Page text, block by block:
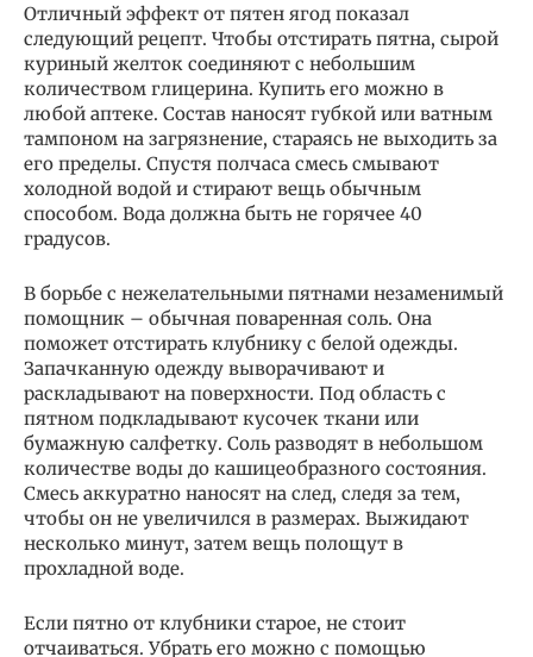
Отличный эффект от пятен ягод показал
следующий рецепт. Чтобы отстирать пятна, сырой
куриный желток соединяют с небольшим
количеством глицерина. Купить его можно в
любой аптеке. Состав наносят губкой или ватным
тампоном на загрязнение, стараясь не выходить за
его пределы. Спустя полчаса смесь смывают
холодной водой и стирают вещь обычным
способом. Вода должна быть не горячее 40
градусов.
В борьбе с нежелательными пятнами незаменимый
помощник – обычная поваренная соль. Она
поможет отстирать клубнику с белой одежды.
Запачканную одежду выворачивают и
раскладывают на поверхности. Под область с
пятном подкладывают кусочек ткани или
бумажную салфетку. Соль разводят в небольшом
количестве воды до кашицеобразного состояния.
Смесь аккуратно наносят на след, следя за тем,
чтобы он не увеличился в размерах. Выжидают
несколько минут, затем вещь полощут в
прохладной воде.
Если пятно от клубники старое, не стоит
отчаиваться. Убрать его можно с помощью